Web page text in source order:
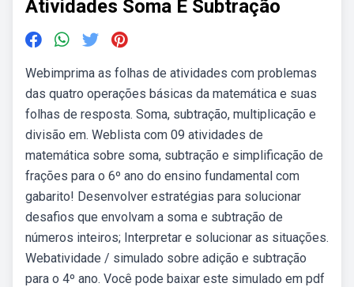
Atividades Soma E Subtração
Webimprima as folhas de atividades com problemas
das quatro operações básicas da matemática e suas
folhas de resposta. Soma, subtração, multiplicação e
divisão em. Weblista com 09 atividades de
matemática sobre soma, subtração e simplificação de
frações para o 6º ano do ensino fundamental com
gabarito! Desenvolver estratégias para solucionar
desafios que envolvam a soma e subtração de
números inteiros; Interpretar e solucionar as situações.
Webatividade / simulado sobre adição e subtração
para o 4º ano. Você pode baixar este simulado em pdf